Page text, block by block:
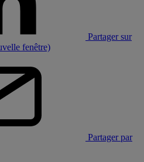
Partager sur
fenêtre)
Partager par